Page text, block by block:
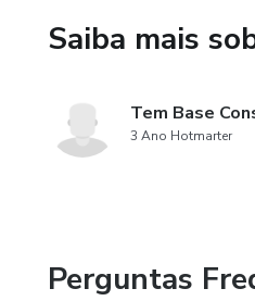
Saiba mais
Tem Base
3 Ano Hotmarter
Perguntas